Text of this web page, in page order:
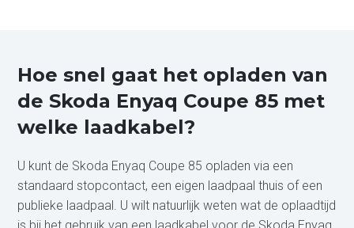
Hoe snel gaat het opladen van
de Skoda Enyaq Coupe 85 met
welke laadkabel?
U kunt de Skoda Enyaq Coupe 85 opladen via een
standaard stopcontact, een eigen laadpaal thuis of een
publieke laadpaal. U wilt natuurlijk weten wat de oplaadtijd
is bij het gebruik van een laadkabel voor de Skoda Enyaq